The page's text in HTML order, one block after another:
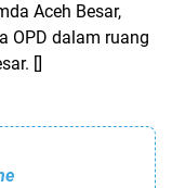
Aceh Besar,
OPD dalam ruang
[]